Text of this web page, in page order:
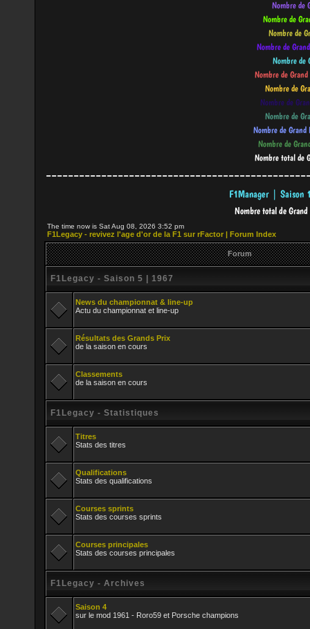
The time now is Sat Aug 08, 2026 3:52 pm
F1Legacy - revivez l'age d'or de la F1 sur rFactor | Forum Index
Forum
F1Legacy - Saison 5 | 1967
News du championnat & line-up
Actu du championnat et line-up
Résultats des Grands Prix
de la saison en cours
Classements
de la saison en cours
F1Legacy - Statistiques
Titres
Stats des titres
Qualifications
Stats des qualifications
Courses sprints
Stats des courses sprints
Courses principales
Stats des courses principales
F1Legacy - Archives
Saison 4
sur le mod 1961 - Roro59 et Porsche champions